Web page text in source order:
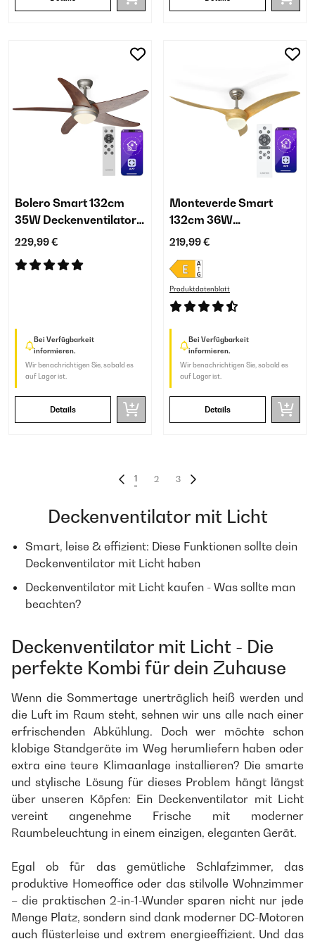
Bolero Smart 132cm
35W Deckenventilator
mit Licht Walnuss
229,99 €
Bei Verfügbarkeit
informieren.
Wir benachrichtigen Sie, sobald es
auf Lager ist.
Details
Monteverde Smart
132cm 36W
Deckenventilator mit
219,99 €
Produktdatenblatt
Bei Verfügbarkeit
informieren.
Wir benachrichtigen Sie, sobald es
auf Lager ist.
Details
1 2 3
Deckenventilator mit Licht
Smart, leise & effizient: Diese Funktionen sollte dein
Deckenventilator mit Licht haben
Deckenventilator mit Licht kaufen - Was sollte man
beachten?
Deckenventilator mit Licht - Die
perfekte Kombi für dein Zuhause
Wenn die Sommertage unerträglich heiß werden und
die Luft im Raum steht, sehnen wir uns alle nach einer
erfrischenden Abkühlung. Doch wer möchte schon
klobige Standgeräte im Weg herumliefern haben oder
extra eine teure Klimaanlage installieren? Die smarte
und stylische Lösung für dieses Problem hängt längst
über unseren Köpfen: Ein Deckenventilator mit Licht
vereint angenehme Frische mit moderner
Raumbeleuchtung in einem einzigen, eleganten Gerät.
Egal ob für das gemütliche Schlafzimmer, das
produktive Homeoffice oder das stilvolle Wohnzimmer
– die praktischen 2-in-1-Wunder sparen nicht nur jede
Menge Platz, sondern sind dank moderner DC-Motoren
auch flüsterleise und extrem energieeffizient. Und das